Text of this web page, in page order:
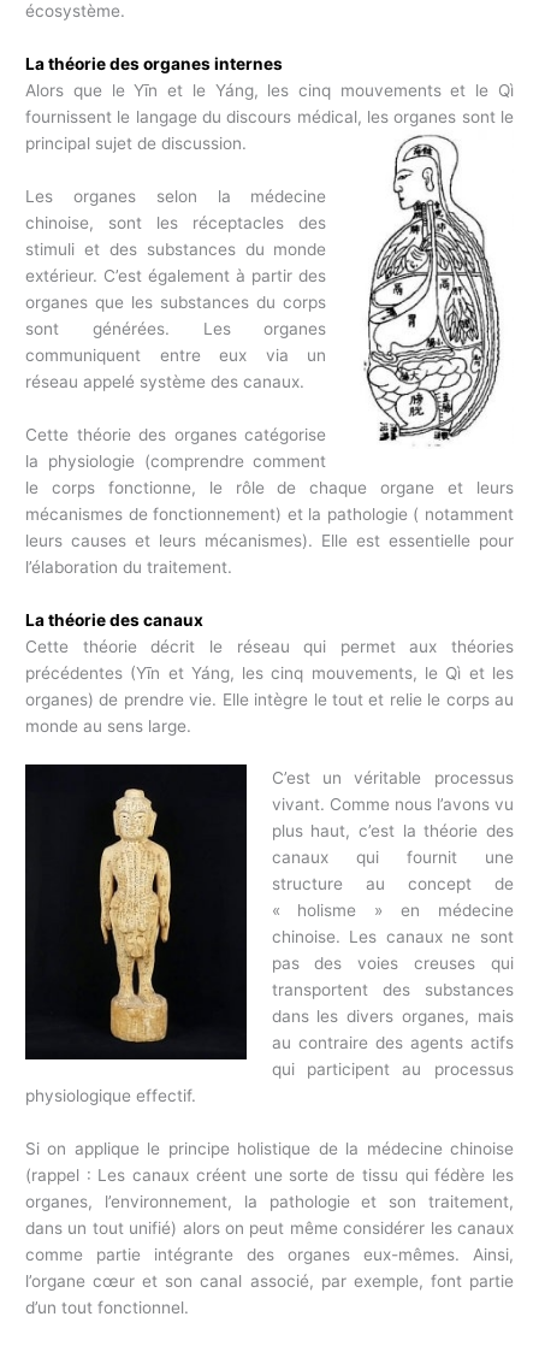
écosystème.
La théorie des organes internes
Alors que le Yīn et le Yáng, les cinq mouvements et le Qì
fournissent le langage du discours médical, les organes sont le
principal sujet de discussion.
Les organes selon la médecine
chinoise, sont les réceptacles des
stimuli et des substances du monde
extérieur. C’est également à partir des
organes que les substances du corps
sont générées. Les organes
communiquent entre eux via un
réseau appelé système des canaux.
Cette théorie des organes catégorise
la physiologie (comprendre comment
le corps fonctionne, le rôle de chaque organe et leurs
mécanismes de fonctionnement) et la pathologie ( notamment
leurs causes et leurs mécanismes). Elle est essentielle pour
l’élaboration du traitement.
La théorie des canaux
Cette théorie décrit le réseau qui permet aux théories
précédentes (Yīn et Yáng, les cinq mouvements, le Qì et les
organes) de prendre vie. Elle intègre le tout et relie le corps au
monde au sens large.
C’est un véritable processus
vivant. Comme nous l’avons vu
plus haut, c’est la théorie des
canaux qui fournit une
structure au concept de
« holisme » en médecine
chinoise. Les canaux ne sont
pas des voies creuses qui
transportent des substances
dans les divers organes, mais
au contraire des agents actifs
qui participent au processus
physiologique effectif.
Si on applique le principe holistique de la médecine chinoise
(rappel : Les canaux créent une sorte de tissu qui fédère les
organes, l’environnement, la pathologie et son traitement,
dans un tout unifié) alors on peut même considérer les canaux
comme partie intégrante des organes eux-mêmes. Ainsi,
l’organe cœur et son canal associé, par exemple, font partie
d’un tout fonctionnel.